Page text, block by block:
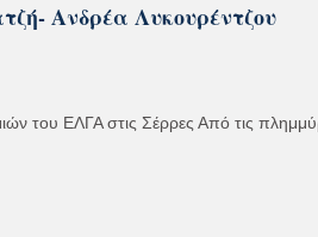
Ανδρέα Λυκουρέντζου
του ΕΛΓΑ στις Σέρρες Από τις